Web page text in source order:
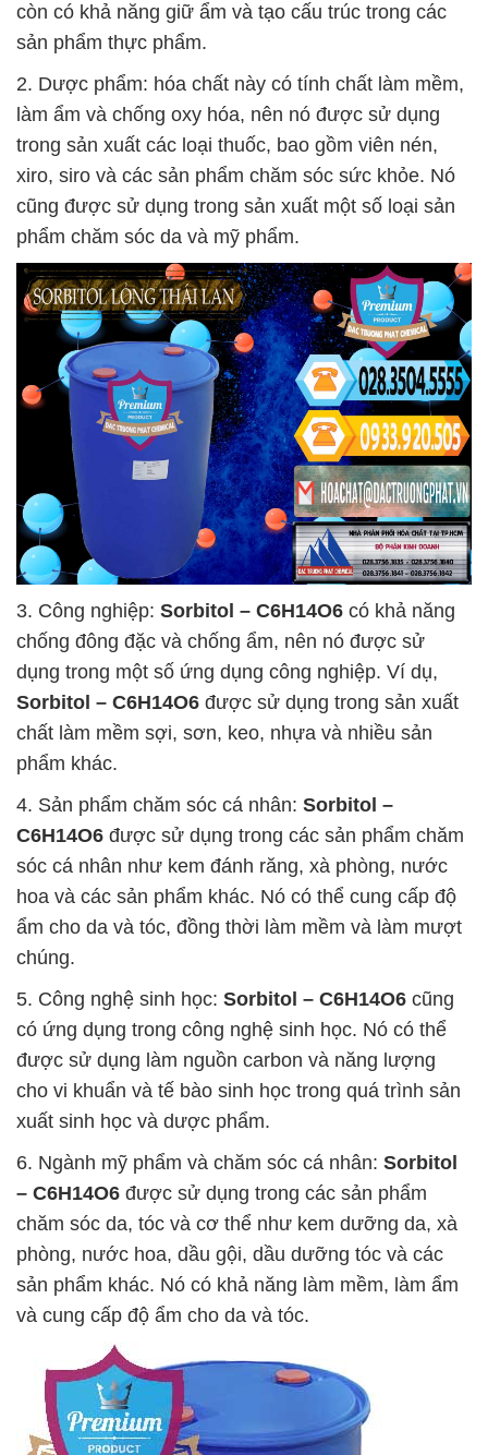
còn có khả năng giữ ẩm và tạo cấu trúc trong các
sản phẩm thực phẩm.
2. Dược phẩm: hóa chất này có tính chất làm mềm,
làm ẩm và chống oxy hóa, nên nó được sử dụng
trong sản xuất các loại thuốc, bao gồm viên nén,
xiro, siro và các sản phẩm chăm sóc sức khỏe. Nó
cũng được sử dụng trong sản xuất một số loại sản
phẩm chăm sóc da và mỹ phẩm.
3. Công nghiệp: Sorbitol – C6H14O6 có khả năng
chống đông đặc và chống ẩm, nên nó được sử
dụng trong một số ứng dụng công nghiệp. Ví dụ,
Sorbitol – C6H14O6 được sử dụng trong sản xuất
chất làm mềm sợi, sơn, keo, nhựa và nhiều sản
phẩm khác.
4. Sản phẩm chăm sóc cá nhân: Sorbitol –
C6H14O6 được sử dụng trong các sản phẩm chăm
sóc cá nhân như kem đánh răng, xà phòng, nước
hoa và các sản phẩm khác. Nó có thể cung cấp độ
ẩm cho da và tóc, đồng thời làm mềm và làm mượt
chúng.
5. Công nghệ sinh học: Sorbitol – C6H14O6 cũng
có ứng dụng trong công nghệ sinh học. Nó có thể
được sử dụng làm nguồn carbon và năng lượng
cho vi khuẩn và tế bào sinh học trong quá trình sản
xuất sinh học và dược phẩm.
6. Ngành mỹ phẩm và chăm sóc cá nhân: Sorbitol
– C6H14O6 được sử dụng trong các sản phẩm
chăm sóc da, tóc và cơ thể như kem dưỡng da, xà
phòng, nước hoa, dầu gội, dầu dưỡng tóc và các
sản phẩm khác. Nó có khả năng làm mềm, làm ẩm
và cung cấp độ ẩm cho da và tóc.